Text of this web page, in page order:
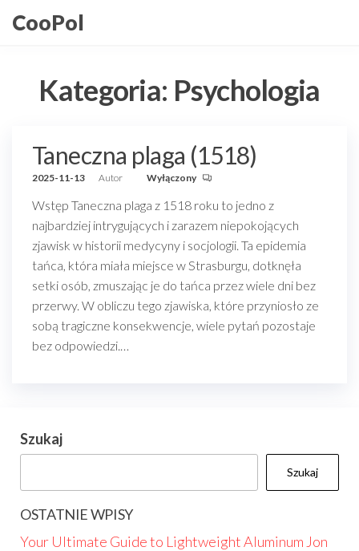
doCooPol
Kategoria: Psychologia
Taneczna plaga (1518)
2025-11-13 Autor Wyłączony
Wstęp Taneczna plaga z 1518 roku to jedno z
najbardziej intrygujących i zarazem niepokojących
zjawisk w historii medycyny i socjologii. Ta epidemia
tańca, która miała miejsce w Strasburgu, dotknęła
setki osób, zmuszając je do tańca przez wiele dni bez
przerwy. W obliczu tego zjawiska, które przyniosło ze
sobą tragiczne konsekwencje, wiele pytań pozostaje
bez odpowiedzi.…
Szukaj
Szukaj
OSTATNIE WPISY
Your Ultimate Guide to Lightweight Aluminum Jon